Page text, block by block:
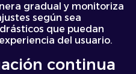
gradual y monitoriza
según sea
que puedan
del usuario.
continua